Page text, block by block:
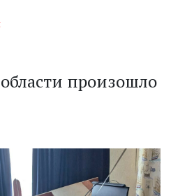
произошло